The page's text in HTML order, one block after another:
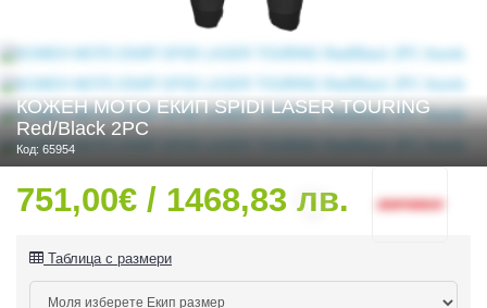
КОЖЕН МОТО ЕКИП SPIDI LASER TOURING
Red/Black 2PC
Код: 65954
751,00€ / 1468,83 лв.
Таблица с размери